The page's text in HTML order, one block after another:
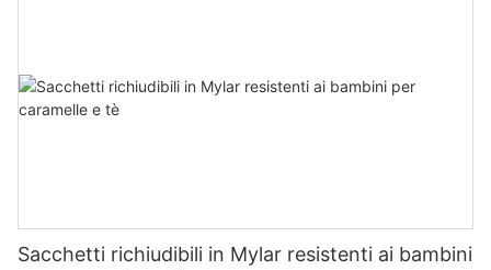
Sacchetti richiudibili in Mylar resistenti ai bambini